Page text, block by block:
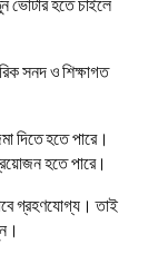
সনদ ও শিক্ষাগত
দিতে হতে পারে।
হতে পারে।
গ্রহণযোগ্য। তাই